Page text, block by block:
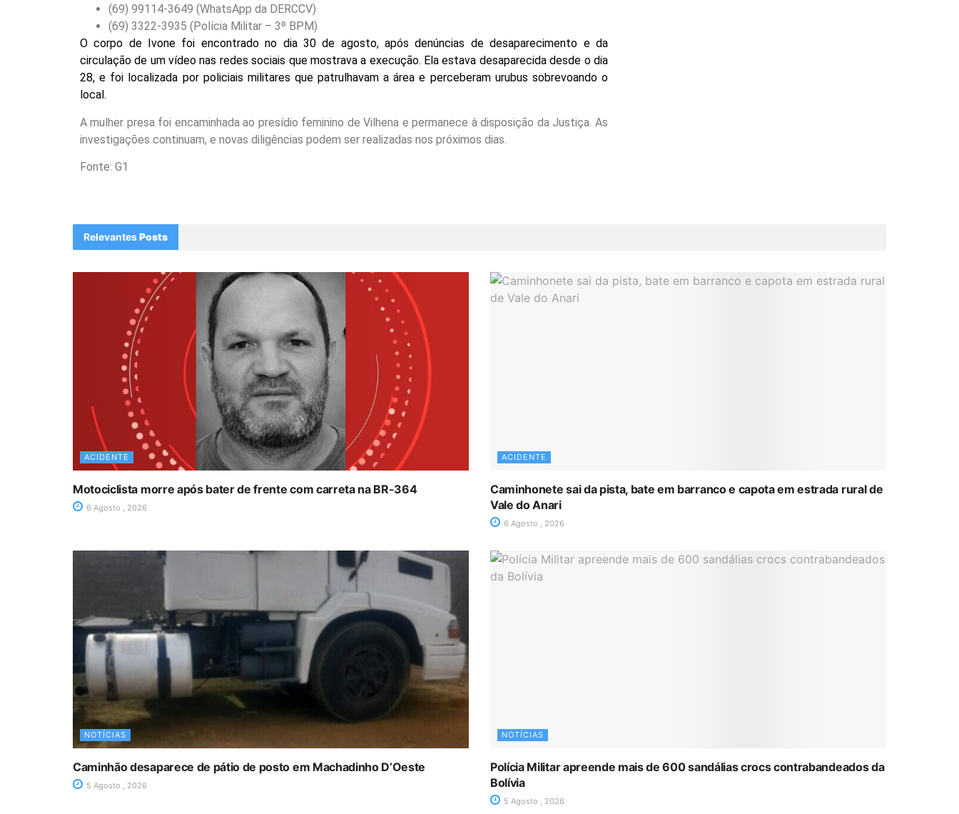
(69) 99114-3649 (WhatsApp da DERCCV)
(69) 3322-3935 (Polícia Militar – 3º BPM)
O corpo de Ivone foi encontrado no dia 30 de agosto, após denúncias de desaparecimento e da
circulação de um vídeo nas redes sociais que mostrava a execução. Ela estava desaparecida desde o dia
28, e foi localizada por policiais militares que patrulhavam a área e perceberam urubus sobrevoando o
local.
A mulher presa foi encaminhada ao presídio feminino de Vilhena e permanece à disposição da Justiça. As
investigações continuam, e novas diligências podem ser realizadas nos próximos dias.
Fonte: G1
RelevantesPosts
ACIDENTE
Motociclista morre após bater de frente com carreta na BR-364
6 Agosto , 2026
ACIDENTE
Caminhonete sai da pista, bate em barranco e capota em estrada rural de
Vale do Anari
6 Agosto , 2026
NOTÍCIAS
Caminhão desaparece de pátio de posto em Machadinho D’Oeste
5 Agosto , 2026
NOTÍCIAS
Polícia Militar apreende mais de 600 sandálias crocs contrabandeados da
Bolívia
5 Agosto , 2026